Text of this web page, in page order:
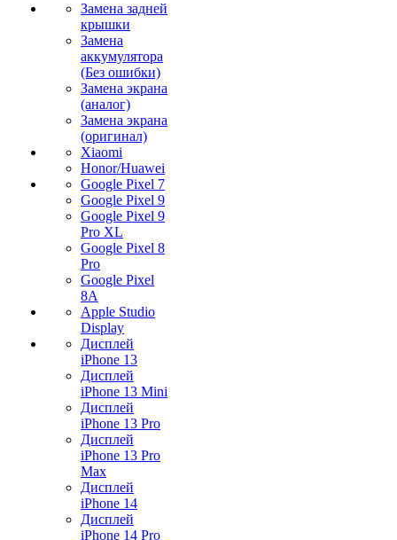
Замена задней
крышки
Замена
аккумулятора
(Без ошибки)
Замена экрана
(аналог)
Замена экрана
(оригинал)
Xiaomi
Honor/Huawei
Google Pixel 7
Google Pixel 9
Google Pixel 9
Pro XL
Google Pixel 8
Pro
Google Pixel
8A
Apple Studio
Display
Дисплей
iPhone 13
Дисплей
iPhone 13 Mini
Дисплей
iPhone 13 Pro
Дисплей
iPhone 13 Pro
Max
Дисплей
iPhone 14
Дисплей
iPhone 14 Pro